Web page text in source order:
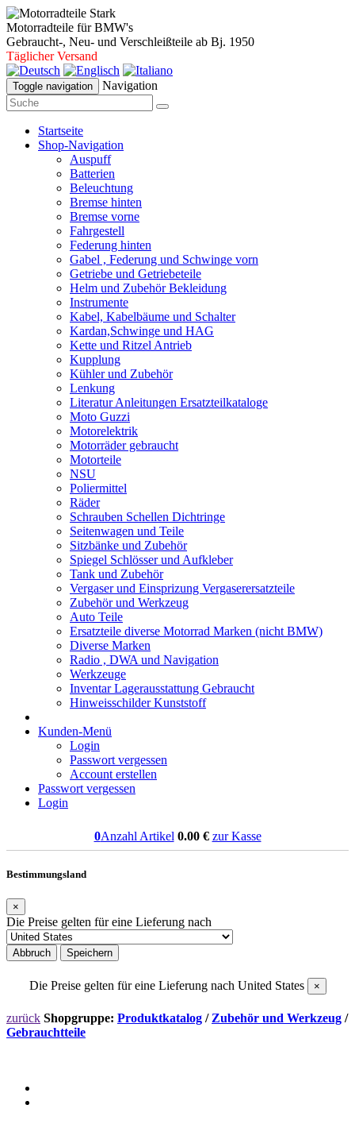
Motorradteile für BMW's
Gebraucht-, Neu- und Verschleißteile ab Bj. 1950
Täglicher Versand
Toggle navigation Navigation
Startseite
Shop-Navigation
Auspuff
Batterien
Beleuchtung
Bremse hinten
Bremse vorne
Fahrgestell
Federung hinten
Gabel , Federung und Schwinge vorn
Getriebe und Getriebeteile
Helm und Zubehör Bekleidung
Instrumente
Kabel, Kabelbäume und Schalter
Kardan,Schwinge und HAG
Kette und Ritzel Antrieb
Kupplung
Kühler und Zubehör
Lenkung
Literatur Anleitungen Ersatzteilkataloge
Moto Guzzi
Motorelektrik
Motorräder gebraucht
Motorteile
NSU
Poliermittel
Räder
Schrauben Schellen Dichtringe
Seitenwagen und Teile
Sitzbänke und Zubehör
Spiegel Schlösser und Aufkleber
Tank und Zubehör
Vergaser und Einsprizung Vergaserersatzteile
Zubehör und Werkzeug
Auto Teile
Ersatzteile diverse Motorrad Marken (nicht BMW)
Diverse Marken
Radio , DWA und Navigation
Werkzeuge
Inventar Lagerausstattung Gebraucht
Hinweisschilder Kunststoff
Kunden-Menü
Login
Passwort vergessen
Account erstellen
Passwort vergessen
Login
0Anzahl Artikel 0.00€ zur Kasse
Bestimmungsland
×
Die Preise gelten für eine Lieferung nach
Abbruch Speichern
Die Preise gelten für eine Lieferung nach United States ×
zurück Shopgruppe: Produktkatalog / Zubehör und Werkzeug /
Gebrauchtteile